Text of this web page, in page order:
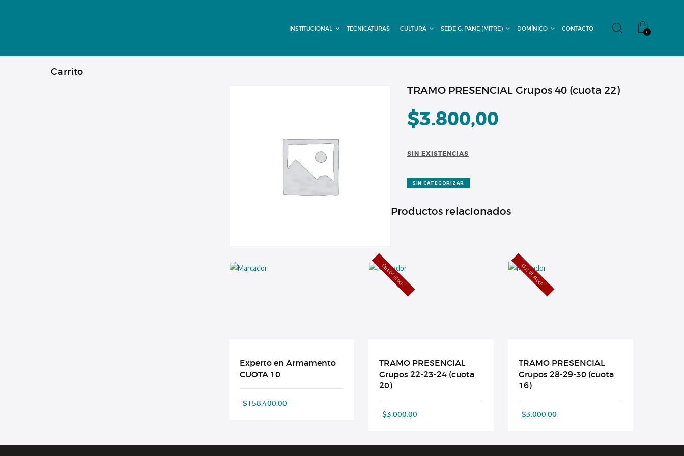
INSTITUCIONAL TECNICATURAS CULTURA SEDE G. PANE (MITRE) DOMÍNICO CONTACTO 0
DOMÍNICO
CONTACTO
TRAMO PRESENCIAL Grupos 40 (cuota 22)
$3.800,00
SIN EXISTENCIAS
SIN CATEGORIZAR
Productos relacionados
Experto en Armamento
CUOTA 10
$158.400,00
Out of stock
TRAMO PRESENCIAL
Grupos 22-23-24 (cuota
20)
$3.000,00
Out of stock
TRAMO PRESENCIAL
Grupos 28-29-30 (cuota
16)
$3.000,00
Carrito